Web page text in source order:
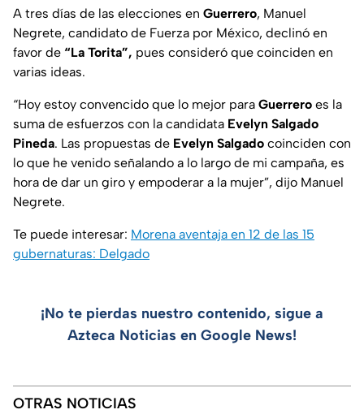
A tres días de las elecciones en Guerrero, Manuel
Negrete, candidato de Fuerza por México, declinó en
favor de “La Torita”, pues consideró que coinciden en
varias ideas.
“Hoy estoy convencido que lo mejor para Guerrero es la
suma de esfuerzos con la candidata Evelyn Salgado
Pineda. Las propuestas de Evelyn Salgado coinciden con
lo que he venido señalando a lo largo de mi campaña, es
hora de dar un giro y empoderar a la mujer”, dijo Manuel
Negrete.
Te puede interesar: Morena aventaja en 12 de las 15
gubernaturas: Delgado
¡No te pierdas nuestro contenido, sigue a
Azteca Noticias en Google News!
OTRAS NOTICIAS